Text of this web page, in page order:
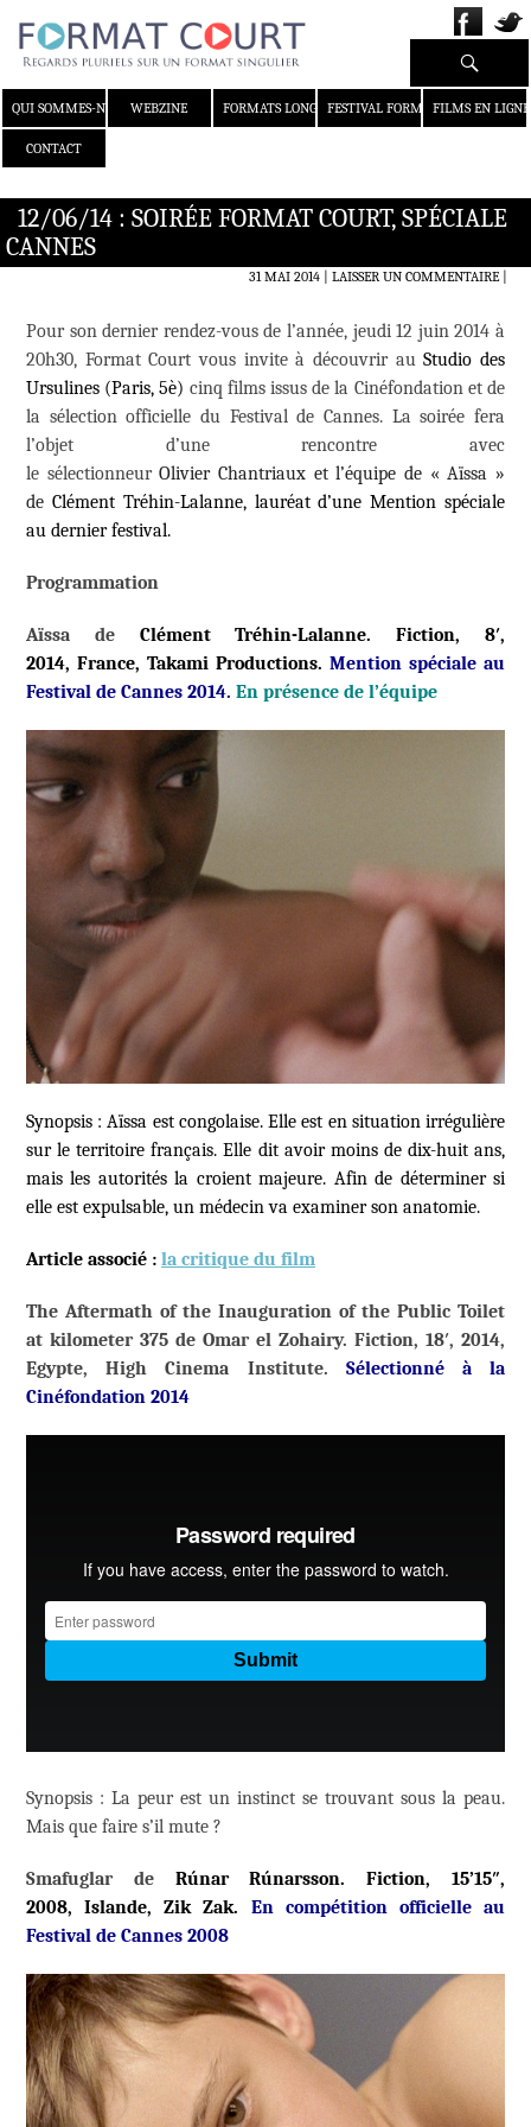
QUI SOMMES-NOUS ?WEBZINE FORMATS LONGS FESTIVAL FORMAT COURT
FILMS EN LIGNE
CONTACT
Recherche
12/06/14 : SOIRÉE FORMAT COURT, SPÉCIALE
CANNES
31 MAI 2014 LAISSER UN COMMENTAIRE|
Pour son dernier rendez-vous de l’année, jeudi 12 juin 2014 à
20h30, Format Court vous invite à découvrir auStudio des
Ursulines (Paris, 5è) cinq films issus de la Cinéfondation et de
la sélection officielle du Festival de Cannes. La soirée fera
l’objet d’une rencontre avec
le sélectionneurOlivier Chantriaux et l’équipe de « Aïssa »
de Clément Tréhin-Lalanne, lauréat d’uneMention spéciale
au dernier festival.
Programmation
Aïssa de Clément Tréhin-Lalanne.Fiction, 8′,
2014, France, Takami Productions. Mention spéciale au
Festival de Cannes 2014. En présence de l’équipe
Synopsis : Aïssa est congolaise. Elle est en situation irrégulière
sur le territoire français. Elle dit avoir moins de dix-huit ans,
mais les autorités la croient majeure. Afin de déterminer si
elle est expulsable, un médecin va examiner son anatomie.
Article associé : la critique du film
The Aftermath of the Inauguration of the Public Toilet
at kilometer 375 de Omar el Zohairy. Fiction, 18′, 2014,
Egypte, High Cinema Institute.
Sélectionné à la
Cinéfondation 2014
Synopsis : La peur est un instinct se trouvant sous la peau.
Mais que faire s’il mute ?
Smafuglar de Rúnar Rúnarsson.Fiction, 15’15″,
2008, Islande, Zik Zak.
En compétition officielle au
Festival de Cannes 2008